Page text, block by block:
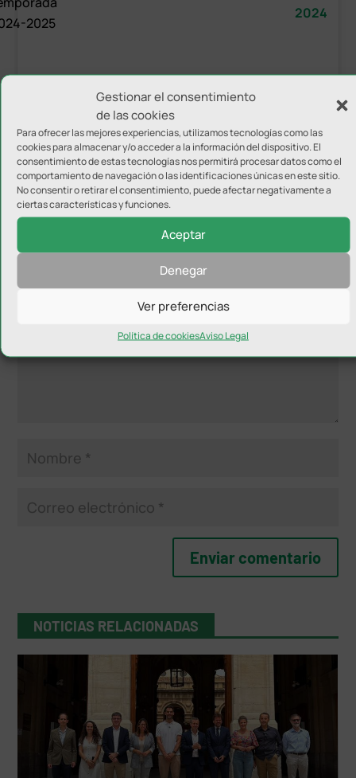
Gestionar el consentimiento
de las cookies
Para ofrecer las mejores experiencias, utilizamos tecnologías como las
cookies para almacenar y/o acceder a la información del dispositivo. El
consentimiento de estas tecnologías nos permitirá procesar datos como el
comportamiento de navegación o las identificaciones únicas en este sitio.
No consentir o retirar el consentimiento, puede afectar negativamente a
ciertas características y funciones.
Aceptar
Denegar
Ver preferencias
Política de cookiesAviso Legal
2025
2024
Enviar comentario
Tu dirección de correo electrónico no será publicada.Los
campos obligatorios están marcados con
NOTICIAS RELACIONADAS